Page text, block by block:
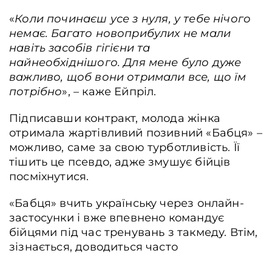
«Коли починаєш усе з нуля, у тебе нічого
немає. Багато новоприбулих не мали
навіть засобів гігієни та
найнеобхіднішого. Для мене було дуже
важливо, щоб вони отримали все, що їм
потрібно», – каже Ейпріл.
Підписавши контракт, молода жінка
отримала жартівливий позивний «Бабця» –
можливо, саме за свою турботливість. Її
тішить це псевдо, адже змушує бійців
посміхнутися.
«Бабця» вчить українську через онлайн-
застосунки і вже впевнено командує
бійцями під час тренувань з такмеду. Втім,
зізнається, доводиться часто